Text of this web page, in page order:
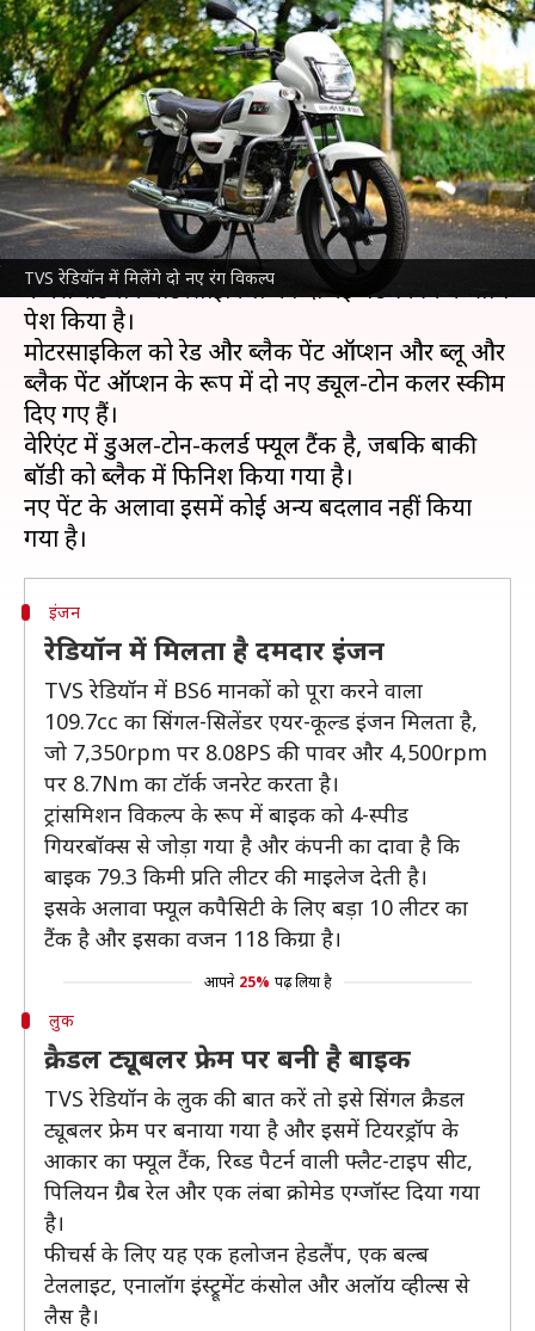
TVS रेडियॉन में मिलेंगे दो नए रंग विकल्प
दो नए कलर ऑप्शन के साथ आएगी
TVS रेडियॉन, कीमत में मामूली
इजाफा
लेखन सोनाली सिंह Oct 25, 2021 07:30 am
क्या है खबर?
ग्राहकों को आकर्षित करने के लिएTVS मोटरने अपने
फेमस रेडियॉन मोटरसाइकिल को दो नई पेंट स्कीम के साथ
पेश किया है।
मोटरसाइकिल को रेड और ब्लैक पेंट ऑप्शन और ब्लू और
ब्लैक पेंट ऑप्शन के रूप में दो नए ड्यूल-टोन कलर स्कीम
दिए गए हैं।
वेरिएंट में डुअल-टोन-कलर्ड फ्यूल टैंक है, जबकि बाकी
बॉडी को ब्लैक में फिनिश किया गया है।
नए पेंट के अलावा इसमें कोई अन्य बदलाव नहीं किया
इंजन
रेडियॉन में मिलता है दमदार इंजन
TVS रेडियॉन में BS6 मानकों को पूरा करने वाला
109.7cc का सिंगल-सिलेंडर एयर-कूल्ड इंजन मिलता है,
जो 7,350rpm पर 8.08PS की पावर और 4,500rpm
पर 8.7Nm का टॉर्क जनरेट करता है।
ट्रांसमिशन विकल्प के रूप में बाइक को 4-स्पीड
गियरबॉक्स से जोड़ा गया है और कंपनी का दावा है कि
बाइक 79.3 किमी प्रति लीटर की माइलेज देती है।
इसके अलावा फ्यूल कपैसिटी के लिए बड़ा 10 लीटर का
टैंक है और इसका वजन 118 किग्रा है।
आपने 25% पढ़ लिया है
लुक
क्रैडल ट्यूबलर फ्रेम पर बनी है बाइक
TVS रेडियॉन के लुक की बात करें तो इसे सिंगल क्रैडल
ट्यूबलर फ्रेम पर बनाया गया है और इसमें टियरड्रॉप के
आकार का फ्यूल टैंक, रिब्ड पैटर्न वाली फ्लैट-टाइप सीट,
पिलियन ग्रैब रेल और एक लंबा क्रोमेड एग्जॉस्ट दिया गया
है।
फीचर्स के लिए यह एक हलोजन हेडलैंप, एक बल्ब
टेललाइट, एनालॉग इंस्ट्रूमेंट कंसोल और अलॉय व्हील्स से
लैस है।